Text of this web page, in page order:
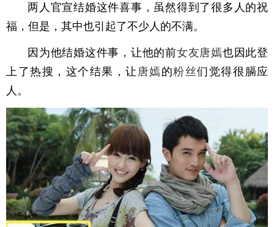
两人官宣结婚这件喜事，虽然得到了很多人的祝
福，但是，其中也引起了不少人的不满。
因为他结婚这件事，让他的前女友唐嫣也因此登
上了热搜，这个结果，让 唐嫣的粉丝们觉得很膈应
人。